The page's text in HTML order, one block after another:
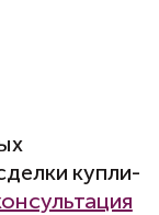
купли-